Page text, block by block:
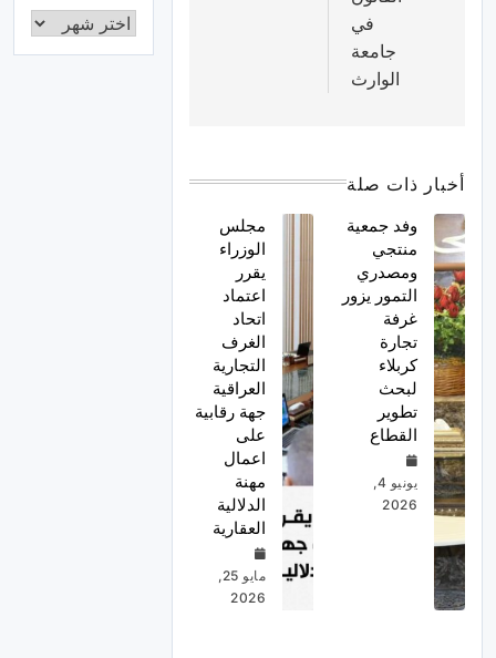
في
جامعة
الوارث
أخبار ذات صلة
وفد جمعية
منتجي
ومصدري
التمور يزور
غرفة
تجارة
كربلاء
لبحث
تطوير
القطاع
يونيو 4,
2026
مجلس
الوزراء
يقرر
اعتماد
اتحاد
الغرف
التجارية
العراقية
جهة رقابية
على
اعمال
مهنة
الدلالية
العقارية
مايو 25,
2026